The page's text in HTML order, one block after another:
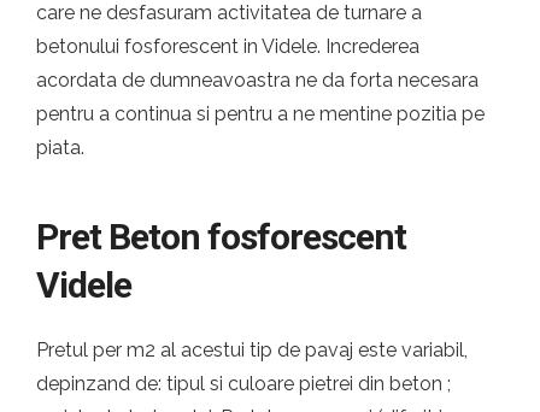
care ne desfasuram activitatea de turnare a
betonului fosforescent in Videle. Increderea
acordata de dumneavoastra ne da forta necesara
pentru a continua si pentru a ne mentine pozitia pe
piata.
Pret Beton fosforescent
Videle
Pretul per m2 al acestui tip de pavaj este variabil,
depinzand de: tipul si culoare pietrei din beton ;